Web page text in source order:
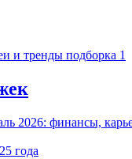
и тренды подборка 1
2026: финансы,
года